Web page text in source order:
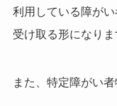
利用している障が
受け取る形になりま
また、特定障がい